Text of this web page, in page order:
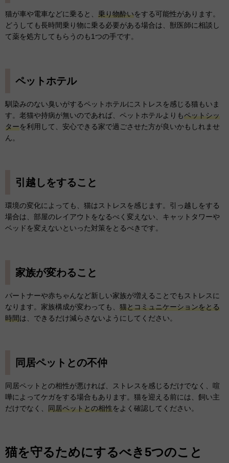
猫が車や電車などに乗ると、 乗り物酔いをする可能性があります。
どうしても長時間乗り物に乗る必要がある場合は、獣医師に相談し
て薬を処方してもらうのも1つの手です。
ペットホテル
馴染みのない臭いがするペットホテルにストレスを感じる猫もいま
す。老猫や持病が無いのであれば、ペットホテルよりもペットシッ
ターを利用して、安心できる家で過ごさせた方が良いかもしれませ
ん。
引越しをすること
環境の変化によっても、猫はストレスを感じます。引っ越しをする
場合は、部屋のレイアウトをなるべく変えない、キャットタワーや
ベッドを変えないといった対策をとるべきです。
家族が変わること
パートナーや赤ちゃんなど新しい家族が増えることでもストレスに
なります。家族構成が変わっても、 猫とコミュニケーションをとる
時間は、できるだけ減らさないようにしてください。
同居ペットとの不仲
同居ペットとの相性が悪ければ、ストレスを感じるだけでなく、喧
嘩によってケガをする場合もあります。猫を迎える前には、飼い主
だけでなく、 同居ペットとの相性をよく確認してください。
猫を守るためにするべき5つのこと